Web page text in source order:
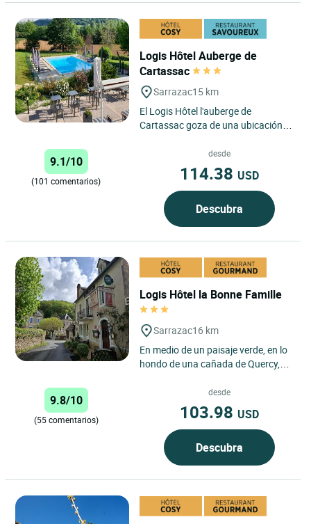
Logis Hôtel Auberge de
Cartassac
Sarrazac15 km
El Logis Hôtel l'auberge de
Cartassac goza de una ubicación
Cressensac-Sarrazac, en pleno...
9.1/10
(101 comentarios)
desde
114.38 USD
Descubra
Logis Hôtel la Bonne Famille
Sarrazac16 km
En medio de un paisaje verde, en lo
hondo de una cañada de Quercy,
Frente a la vieja...
9.8/10
(55 comentarios)
desde
103.98 USD
Descubra